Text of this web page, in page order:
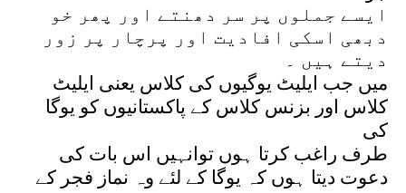
ایسے جملوں پر سر دھنتے اور پھر خو
دبھی اسکی افادیت اور پرچار پر زور
دیتے ہیں ۔
میں جب ایلیٹ یوگیوں کی کلاس یعنی ایلیٹ
کلاس اور بزنس کلاس کے پاکستانیوں کو یوگا
کی
طرف راغب کرتا ہوں توانہیں اس بات کی
دعوت دیتا ہوں کہ یوگا کے لئے وہ نماز فجر کے